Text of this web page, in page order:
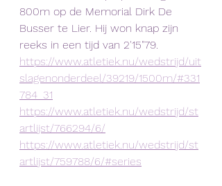
800m op de Memorial Dirk De
Busser te Lier. Hij won knap zijn
reeks in een tijd van 2'15"79.
https://www.atletiek.nu/wedstrijd/uit
slagenonderdeel/39219/1500m/#331
784_31
https://www.atletiek.nu/wedstrijd/st
artlijst/766294/6/
https://www.atletiek.nu/wedstrijd/st
artlijst/759788/6/#series